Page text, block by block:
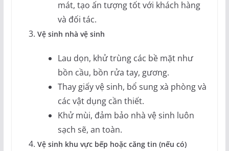
mát, tạo ấn tượng tốt với khách hàng
và đối tác.
Vệ sinh nhà vệ sinh
Lau dọn, khử trùng các bề mặt như
bồn cầu, bồn rửa tay, gương.
Thay giấy vệ sinh, bổ sung xà phòng và
các vật dụng cần thiết.
Khử mùi, đảm bảo nhà vệ sinh luôn
sạch sẽ, an toàn.
Vệ sinh khu vực bếp hoặc căng tin (nếu có)